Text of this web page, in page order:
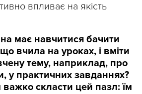
впливає на якість
має навчитися бачити
що вчила на уроках, і вміти
тему, наприклад, про
у практичних завданнях?
важко скласти цей пазл: їм